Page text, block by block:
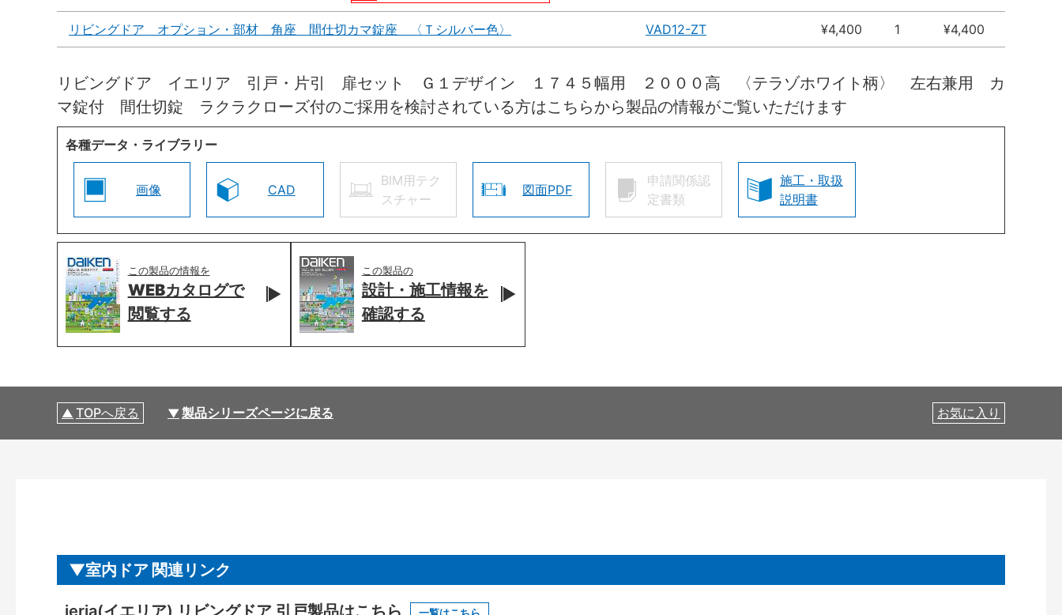
リビングドア オプション・部材 角座 間仕切カマ錠座 〈Ｔシルバー色〉 VAD12-ZT ¥4,400 1 ¥4,400
リビングドア イエリア 引戸・片引 扉セット Ｇ１デザイン １７４５幅用 ２０００高 〈テラゾホワイト柄〉 左右兼用 カ
マ錠付 間仕切錠 ラクラクローズ付のご採用を検討されている方はこちらから製品の情報がご覧いただけます
各種データ・ライブラリー
画像 CAD
BIM用テク
スチャー
図面PDF
申請関係認
定書類
施工・取扱
説明書
この製品の情報を
WEBカタログで
閲覧する
この製品の
設計・施工情報を
確認する
TOPへ戻る 製品シリーズページに戻る お気に入り
室内ドア 関連リンク
ieria(イエリア) リビングドア 引戸製品はこちら